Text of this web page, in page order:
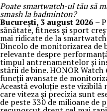
Poate smartwatch-ul tăusă
smash la badminton?
București, 3 august 2026 –
sănătate, fitness și sport
mai ridicate de la
Dincolo de monitorizarea de
relevante despre
timpul antrenamentelor și
stării de bine. HONOR
funcții avansate de
Această evoluție este
care viteza și precizia sunt
de peste 330 de milioane de